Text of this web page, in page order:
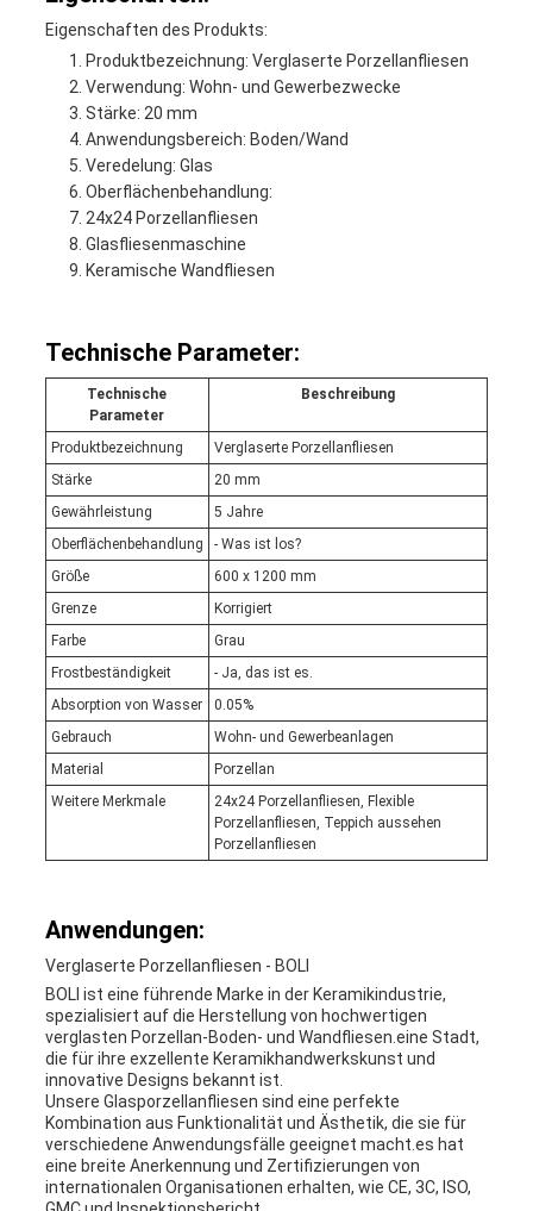
Eigenschaften des Produkts:
Produktbezeichnung: Verglaserte Porzellanfliesen
Verwendung: Wohn- und Gewerbezwecke
Stärke: 20 mm
Anwendungsbereich: Boden/Wand
Veredelung: Glas
Oberflächenbehandlung:
24x24 Porzellanfliesen
Glasfliesenmaschine
Keramische Wandfliesen
Technische Parameter:
Technische
Parameter
Beschreibung
Produktbezeichnung
Verglaserte Porzellanfliesen
Stärke
20 mm
Gewährleistung
5 Jahre
Oberflächenbehandlung
- Was ist los?
Größe
600 x 1200 mm
Grenze
Korrigiert
Farbe
Grau
Frostbeständigkeit
- Ja, das ist es.
Absorption von Wasser
0.05%
Gebrauch
Wohn- und Gewerbeanlagen
Material
Porzellan
Weitere Merkmale
24x24 Porzellanfliesen, Flexible
Porzellanfliesen, Teppich aussehen
Porzellanfliesen
Anwendungen:
Verglaserte Porzellanfliesen - BOLI
BOLI ist eine führende Marke in der Keramikindustrie,
spezialisiert auf die Herstellung von hochwertigen
verglasten Porzellan-Boden- und Wandfliesen.eine Stadt,
die für ihre exzellente Keramikhandwerkskunst und
innovative Designs bekannt ist.
Unsere Glasporzellanfliesen sind eine perfekte
Kombination aus Funktionalität und Ästhetik, die sie für
verschiedene Anwendungsfälle geeignet macht.es hat
eine breite Anerkennung und Zertifizierungen von
internationalen Organisationen erhalten, wie CE, 3C, ISO,